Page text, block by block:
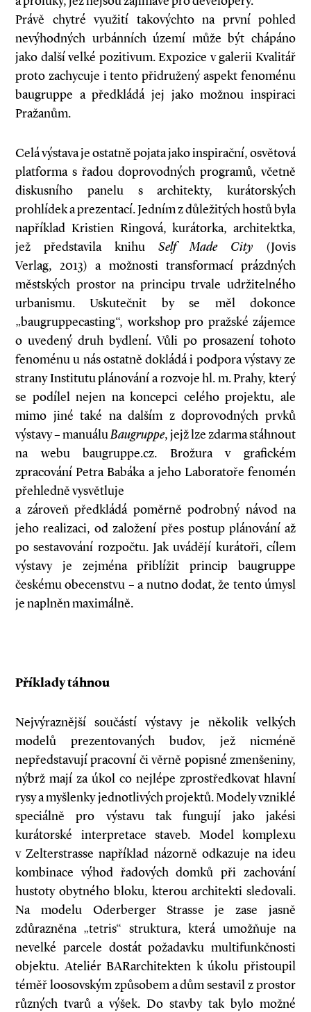
Právě chytré využití takovýchto na první pohled
nevýhodných urbánních území může být chápáno
jako další velké pozitivum. Expozice v galerii Kvalitář
proto zachycuje i tento přidružený aspekt fenoménu
baugruppe a předkládá jej jako možnou inspiraci
Pražanům.
Celá výstava je ostatně pojata jako inspirační, osvětová
platforma s řadou doprovodných programů, včetně
diskusního panelu s architekty, kurátorských
prohlídek a prezentací. Jedním z důležitých hostů byla
například Kristien Ringová, kurátorka, architektka,
jež představila knihu Self Made City (Jovis
Verlag, 2013) a možnosti transformací prázdných
městských prostor na principu trvale udržitelného
urbanismu. Uskutečnit by se měl dokonce
„baugruppe­casting“, workshop pro pražské zájemce
o uvedený druh bydlení. Vůli po prosazení tohoto
fenoménu u nás ostatně dokládá i podpora výstavy ze
strany Institutu plánování a rozvoje hl. m. Prahy, který
se podílel nejen na koncepci celého projektu, ale
mimo jiné také na dalším z doprovodných prvků
výstavy – manuáluBaugruppe, jejž lze zdarma stáhnout
na webu baugruppe.cz. Brožura v grafickém
zpracování Petra Babáka a jeho Laboratoře fenomén
přehledně vysvětluje
a zároveň předkládá poměrně podrobný návod na
jeho realizaci, od založení přes postup plánování až
po sestavování rozpočtu. Jak uvádějí kurátoři, cílem
výstavy je zejména přiblížit princip baugruppe
českému obecenstvu – a nutno dodat, že tento úmysl
je naplněn maximálně.
Příklady táhnou
Nejvýraznější součástí výstavy je několik velkých
modelů prezentovaných budov, jež nicméně
nepředstavují pracovní či věrně popisné zmenšeniny,
nýbrž mají za úkol co nejlépe zprostředkovat hlavní
rysy a myšlenky jednotlivých projektů. Modely vzniklé
speciálně pro výstavu tak fungují jako jakési
kurátorské interpretace staveb. Model komplexu
v Zelterstrasse například názorně odkazuje na ideu
kombinace výhod řadových domků při zachování
hustoty obytného bloku, kterou architekti sledovali.
Na modelu Oderberger Strasse je zase jasně
zdůrazněna „tetris“ struktura, která umožňuje na
nevelké parcele dostát požadavku multifunkčnosti
objektu. Ateliér BARarchitekten k úkolu přistoupil
téměř loosovským způsobem a dům sestavil z prostor
různých tvarů a výšek. Do stavby tak bylo možné